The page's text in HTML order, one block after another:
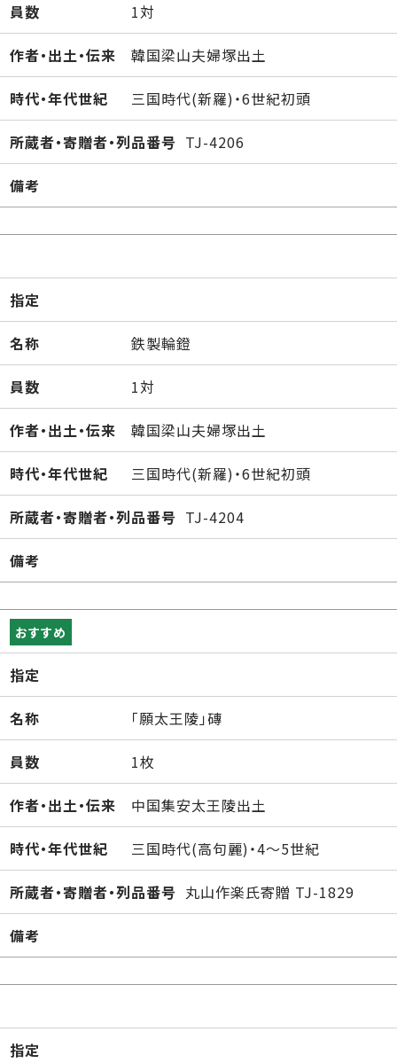
員数 1対
作者・出土・伝来 韓国梁山夫婦塚出土
時代・年代世紀 三国時代(新羅)・6世紀初頭
所蔵者・寄贈者・列品番号 TJ-4206
備考
指定
名称 鉄製輪鐙
員数 1対
作者・出土・伝来 韓国梁山夫婦塚出土
時代・年代世紀 三国時代(新羅)・6世紀初頭
所蔵者・寄贈者・列品番号 TJ-4204
備考
おすすめ
指定
名称 「願太王陵」磚
員数 1枚
作者・出土・伝来 中国集安太王陵出土
時代・年代世紀 三国時代(高句麗)・4～5世紀
所蔵者・寄贈者・列品番号 丸山作楽氏寄贈 TJ-1829
備考
指定